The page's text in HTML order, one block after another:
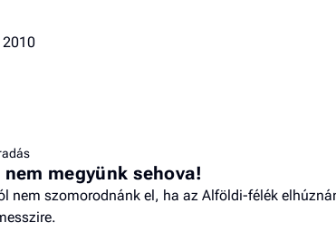
2010
nem megyünk sehova!
nem szomorodnánk el, ha az Alföldi-félék